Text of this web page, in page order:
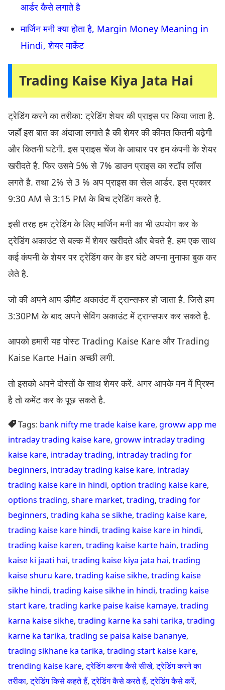
आर्डर कैसे लगाते है
मार्जिन मनी क्या होता है, Margin Money Meaning in
Hindi, शेयर मार्केट
Trading Kaise Kiya Jata Hai
ट्रेडिंग करने का तरीका: ट्रेडिंग शेयर की प्राइस पर किया जाता है.
जहाँ इस बात का अंदाजा लगाते है की शेयर की कीमत कितनी बढ़ेगी
और कितनी घटेगी. इस प्राइस चेंज के आधार पर हम कंपनी के शेयर
खरीदते है. फिर उसमे 5% से 7% डाउन प्राइस का स्टॉप लॉस
लगते है. तथा 2% से 3 % अप प्राइस का सेल आर्डर. इस प्रकार
9:30 AM से 3:15 PM के बिच ट्रेडिंग करते है.
इसी तरह हम ट्रेडिंग के लिए मार्जिन मनी का भी उपयोग कर के
ट्रेडिंग अकाउंट से बल्क में शेयर खरीदते और बेचते है. हम एक साथ
कई कंपनी के शेयर पर ट्रेडिंग कर के हर घंटे अपना मुनाफा बुक कर
लेते है.
जो की अपने आप डीमैट अकाउंट में ट्रान्सफर हो जाता है. जिसे हम
3:30PM के बाद अपने सेविंग अकाउंट में ट्रान्सफर कर सकते है.
आपको हमारी यह पोस्ट Trading Kaise Kare और Trading
Kaise Karte Hain अच्छी लगी.
तो इसको अपने दोस्तों के साथ शेयर करें. अगर आपके मन में प्रिश्न
है तो कमेंट कर के पूछ सकते है.
Tags: bank nifty me trade kaise kare, groww app me
intraday trading kaise kare, groww intraday trading
kaise kare, intraday trading, intraday trading for
beginners, intraday trading kaise kare, intraday
trading kaise kare in hindi, option trading kaise kare,
options trading, share market, trading, trading for
beginners, trading kaha se sikhe, trading kaise kare,
trading kaise kare hindi, trading kaise kare in hindi,
trading kaise karen, trading kaise karte hain, trading
kaise ki jaati hai, trading kaise kiya jata hai, trading
kaise shuru kare, trading kaise sikhe, trading kaise
sikhe hindi, trading kaise sikhe in hindi, trading kaise
start kare, trading karke paise kaise kamaye, trading
karna kaise sikhe, trading karne ka sahi tarika, trading
karne ka tarika, trading se paisa kaise bananye,
trading sikhane ka tarika, trading start kaise kare,
trending kaise kare,ट्रेडिंग करना कैसे सीखे,ट्रेडिंग करने का
तरीका,ट्रेडिंग किसे कहते हैं,ट्रेडिंग कैसे करते हैं,ट्रेडिंग कैसे करें,